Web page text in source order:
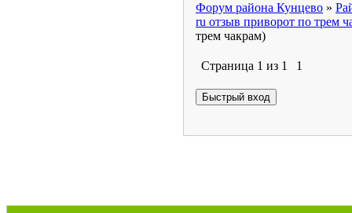
Форум района Кунцево »
ru отзыв приворот по трем
трем чакрам)
Страница 1 из 1 1